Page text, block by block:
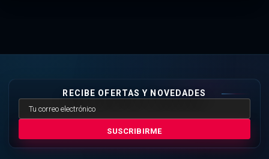
RECIBE OFERTAS Y NOVEDADES
SUSCRIBIRME